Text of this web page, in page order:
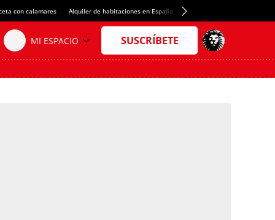
con calamares Alquiler de habitaciones en España Crédito del Spotify Camp Nou